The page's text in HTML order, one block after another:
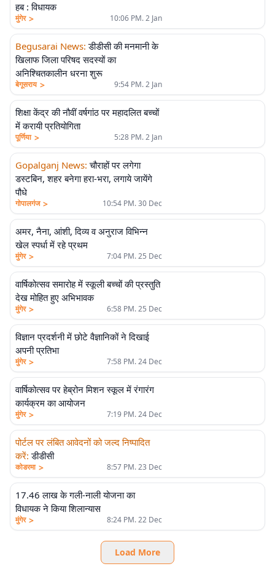
हब : विधायक
मुंगेर > 10:06 PM. 2 Jan
Begusarai News: डीडीसी की मनमानी के
खिलाफ जिला परिषद सदस्यों का
अनिश्चितकालीन धरना शुरू
बेगूसराय > 9:54 PM. 2 Jan
शिक्षा केंद्र की नौवीं वर्षगांठ पर महादलित बच्चों
में करायी प्रतियोगिता
पूर्णिया > 5:28 PM. 2 Jan
Gopalganj News: चौराहों पर लगेगा
डस्टबिन, शहर बनेगा हरा-भरा, लगाये जायेंगे
पौधे
गोपालगंज > 10:54 PM. 30 Dec
अमर, नैना, आंशी, दिव्य व अनुराज विभिन्न
खेल स्पर्धा में रहे प्रथम
मुंगेर > 7:04 PM. 25 Dec
वार्षिकोत्सव समारोह में स्कूली बच्चों की प्रस्तुति
देख मोहित हुए अभिभावक
मुंगेर > 6:58 PM. 25 Dec
विज्ञान प्रदर्शनी में छोटे वैज्ञानिकों ने दिखाई
अपनी प्रतिभा
मुंगेर > 7:58 PM. 24 Dec
वार्षिकोत्सव पर हेब्रोन मिशन स्कूल में रंगारंग
कार्यक्रम का आयोजन
मुंगेर > 7:19 PM. 24 Dec
पोर्टल पर लंबित आवेदनों को जल्द निष्पादित
करें: डीडीसी
कोडरमा > 8:57 PM. 23 Dec
17.46 लाख के गली-नाली योजना का
विधायक ने किया शिलान्यास
मुंगेर > 8:24 PM. 22 Dec
Load More